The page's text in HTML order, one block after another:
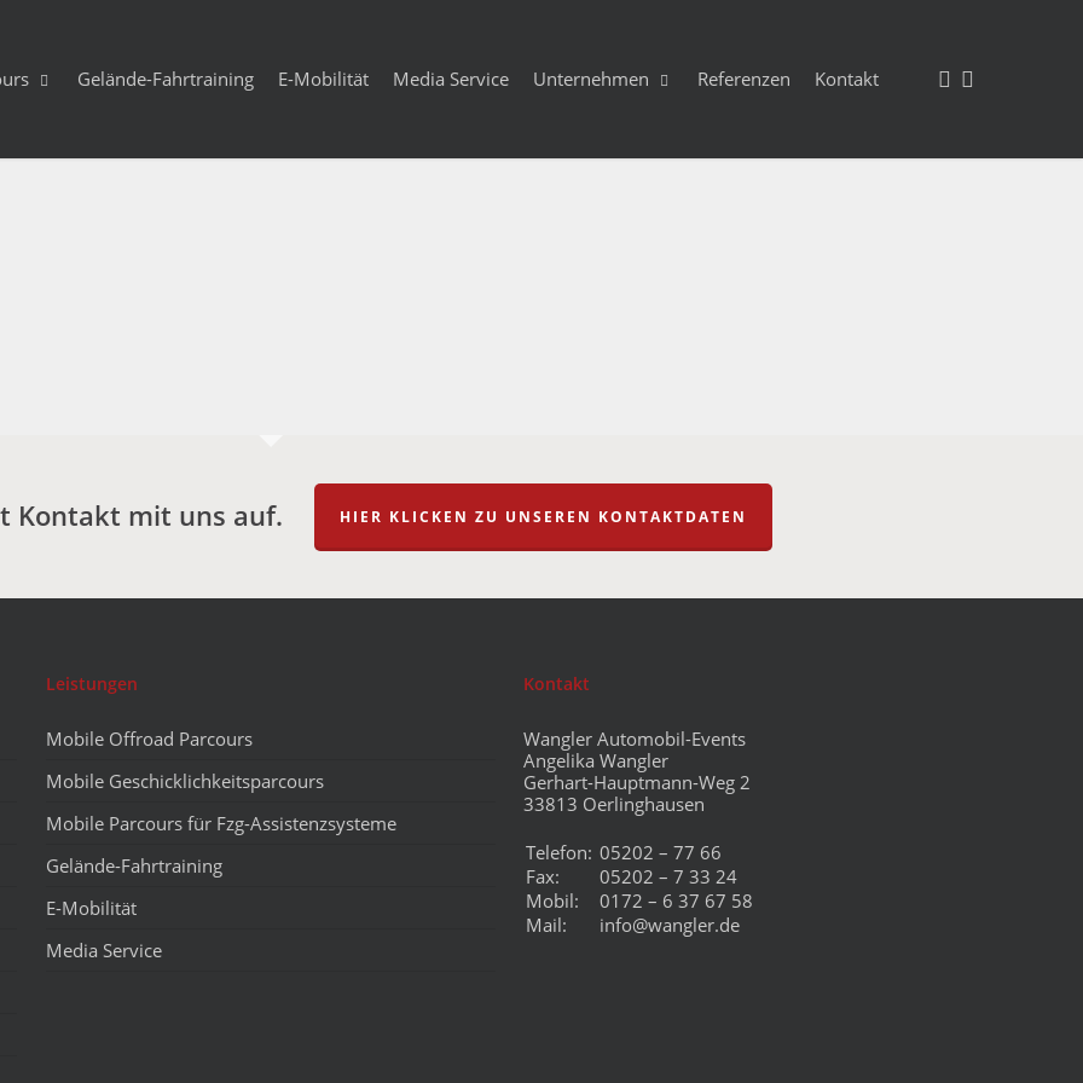
Gelände-Fahrtraining E-Mobilität Media Service Unternehmen Referenzen Kontakt facebookinstagram
Kontakt mit uns auf. HIER KLICKEN ZU UNSEREN KONTAKTDATEN
Leistungen
Mobile Offroad Parcours
Mobile Geschicklichkeitsparcours
Mobile Parcours für Fzg-Assistenzsysteme
Gelände-Fahrtraining
E-Mobilität
Media Service
Kontakt
Wangler Automobil-Events
Angelika Wangler
Gerhart-Hauptmann-Weg 2
33813 Oerlinghausen
Telefon: 05202 – 77 66
Fax:
05202 – 7 33 24
Mobil:
0172 – 6 37 67 58
Mail:
info@wangler.de